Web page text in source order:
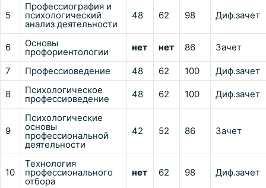
5
Профессиография и
психологический
анализ деятельности
48 62 98 Диф.зачет
6 Основы
профориентологии нет нет 86 Зачет
7 Профессиоведение 48 62 100 Диф.зачет
8 Психологическое
профессиоведение 48 62 100 Диф.зачет
9
Психологические
основы
профессиональной
деятельности
42 52 86 Зачет
10
Технология
профессионального
отбора
нет 62 98 Диф.зачет